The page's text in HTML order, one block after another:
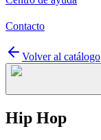
Contacto
Volver al catálogo
Hip Hop